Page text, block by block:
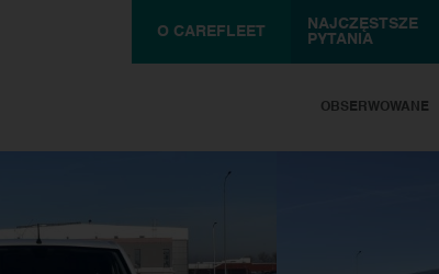
O CAREFLEET
NAJCZĘSTSZE
PYTANIA
OBSERWOWANE